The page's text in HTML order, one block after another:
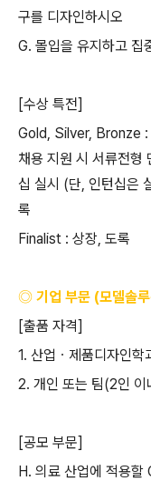
구를 디자인하시오
G. 몰입을 유지하고 집
[수상 특전]
Gold, Silver, Bronze :
채용 지원 시 서류전형
십 실시 (단, 인턴십은
록
Finalist : 상장, 도록
◎ 기업 부문 (모델솔
[출품 자격]
1. 산업ㆍ제품디자인학
2. 개인 또는 팀(2인 이
[공모 부문]
H. 의료 산업에 적용할